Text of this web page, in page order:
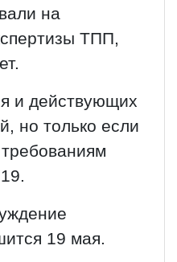
на
ТПП,
и действующих
но только если
19 мая.